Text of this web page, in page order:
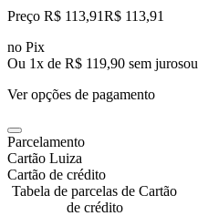
Preço R$ 113,91R$ 113,91
no Pix
Ou 1x de R$ 119,90 sem jurosou
Ver opções de pagamento
Parcelamento
Cartão Luiza
Cartão de crédito
Tabela de parcelas de Cartão
de crédito